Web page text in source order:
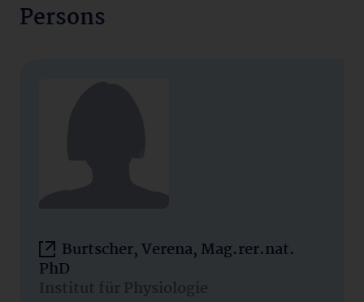
Persons
Burtscher, Verena, Mag.rer.nat.
PhD
Institut für Physiologie